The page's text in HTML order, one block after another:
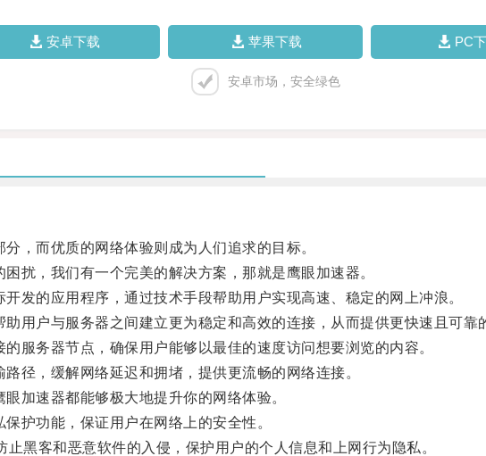
安卓下载 苹果下载 PC
安卓市场，安全绿色
而优质的网络体验则成为人们追求的目标。
，我们有一个完美的解决方案，那就是鹰眼加速器。
的应用程序，通过技术手段帮助用户实现高速、稳定的网上冲浪。
户与服务器之间建立更为稳定和高效的连接，从而提供更快速且可靠
务器节点，确保用户能够以最佳的速度访问想要浏览的内容。
，缓解网络延迟和拥堵，提供更流畅的网络连接。
速器都能够极大地提升你的网络体验。
功能，保证用户在网络上的安全性。
客和恶意软件的入侵，保护用户的个人信息和上网行为隐私。